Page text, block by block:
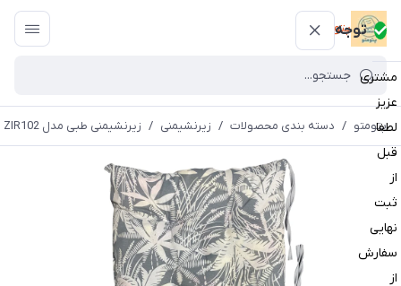
توجه
مشتری
عزیز
لطفا
قبل
از
ثبت
نهایی
سفارش
از
پتومتو
پتومتو / دسته بندی محصولات / زیرنشیمنی / زیرنشیمنی طبی مدل ZIR102